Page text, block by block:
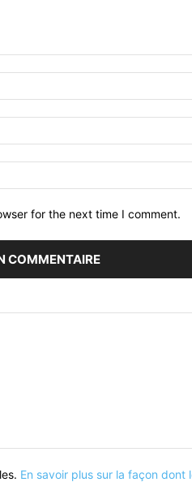
for the next time I comment.
En savoir plus sur la façon dont